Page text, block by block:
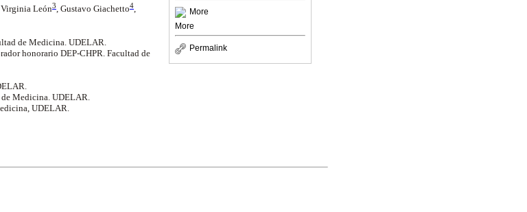
More
More
Permalink
León3, Gustavo Giachetto4,
de Medicina. UDELAR.
honorario DEP-CHPR. Facultad de
de Medicina. UDELAR.
UDELAR.